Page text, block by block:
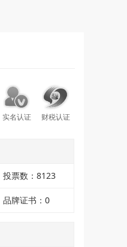
实名认证 财税认证
投票数：8123
品牌证书：0